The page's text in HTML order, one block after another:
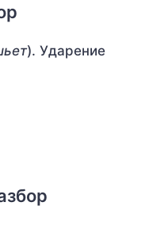
). Ударение